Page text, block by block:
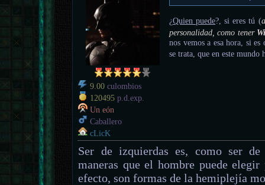
9.00 culombios
120495 p.d.exp.
Un eón
Caballero
cLicK
¿Quien puede?, si eres tú (
personalidad, como tener
nos vemos a esa hora, si
se trata, que en este
Ser de izquierdas es, como ser
maneras que el hombre puede
efecto, son formas de la hemiplejía